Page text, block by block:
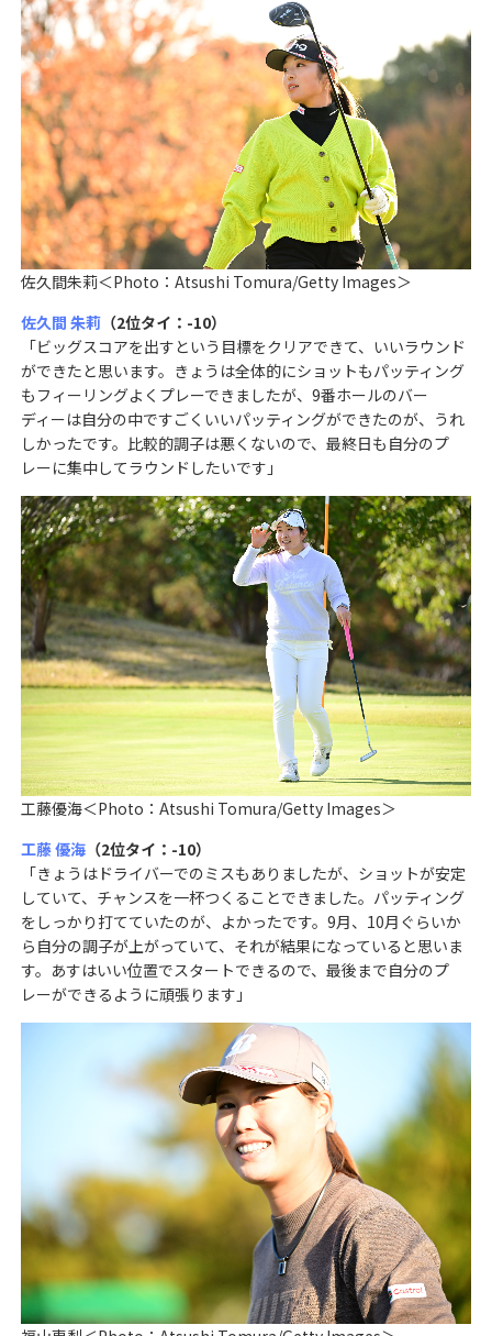
佐久間朱莉＜Photo：Atsushi Tomura/Getty Images＞
佐久間 朱莉（2位タイ：-10）
「ビッグスコアを出すという目標をクリアできて、いいラウンド
ができたと思います。きょうは全体的にショットもパッティング
もフィーリングよくプレーできましたが、9番ホールのバー
ディーは自分の中ですごくいいパッティングができたのが、うれ
しかったです。比較的調子は悪くないので、最終日も自分のプ
レーに集中してラウンドしたいです」
工藤優海＜Photo：Atsushi Tomura/Getty Images＞
工藤 優海（2位タイ：-10）
「きょうはドライバーでのミスもありましたが、ショットが安定
していて、チャンスを一杯つくることできました。パッティング
をしっかり打てていたのが、よかったです。9月、10月ぐらいか
ら自分の調子が上がっていて、それが結果になっていると思いま
す。あすはいい位置でスタートできるので、最後まで自分のプ
レーができるように頑張ります」